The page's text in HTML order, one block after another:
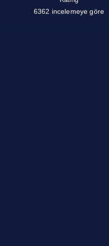
6362 incelemeye göre